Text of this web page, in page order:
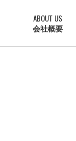
ABOUT US
会社概要